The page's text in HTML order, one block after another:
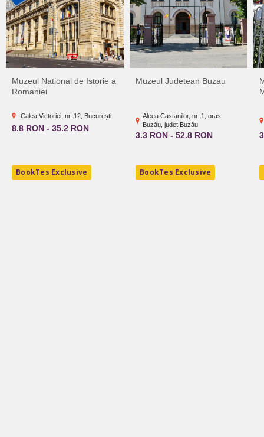
Muzeul National de Istorie a
Romaniei
Calea Victoriei, nr. 12, București
8.8 RON - 35.2 RON
BookTes Exclusive
Muzeul Judetean Buzau
Aleea Castanilor, nr. 1, oraș
Buzău, județ Buzău
3.3 RON - 52.8 RON
BookTes Exclusive